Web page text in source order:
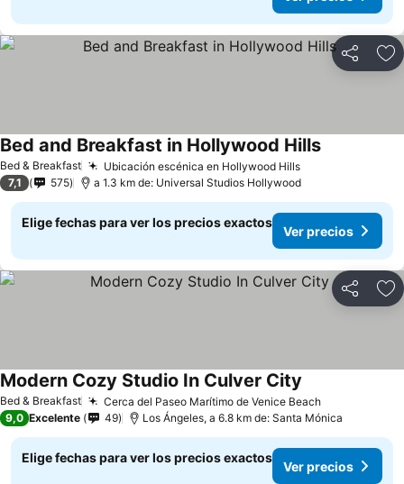
Compartir
Bed & Breakfast Ubicación escénica en Hollywood Hills
Bed and Breakfast in Hollywood Hills
7,1 575 a 1.3 km de: Universal Studios Hollywood
Elige fechas para ver los precios exactos
Ver precios
Compartir
Bed & Breakfast Cerca del Paseo Marítimo de Venice Beach
Modern Cozy Studio In Culver City
9,0 Excelente 49 Los Ángeles, a 6.8 km de: Santa Mónica
Elige fechas para ver los precios exactos
Ver precios